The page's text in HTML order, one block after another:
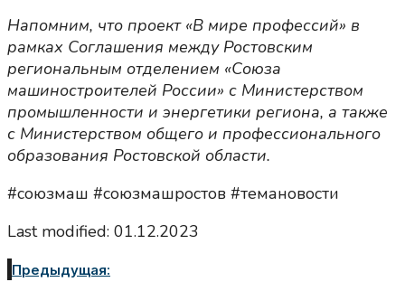
Напомним, что проект «В мире профессий» в
рамках Соглашения между Ростовским
региональным отделением «Союза
машиностроителей России» с Министерством
промышленности и энергетики региона, а также
с Министерством общего и профессионального
образования Ростовской области.
#союзмаш #союзмашростов #темановости
Last modified: 01.12.2023
Предыдущая: